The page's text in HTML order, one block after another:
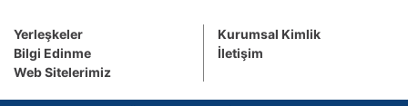
Yerleşkeler
Bilgi Edinme
Web Sitelerimiz
Kurumsal Kimlik
İletişim